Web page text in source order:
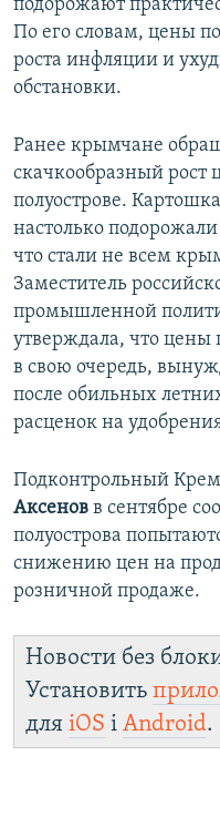
подорожают
По его словам, цены
роста инфляции и
обстановки.
Ранее крымчане
скачкообразный рост
полуострове.
настолько
что стали не всем
Заместитель
промышленной
утверждала, что
в свою очередь,
после обильных
расценок на
Подконтрольный
Аксенов в сентябре
полуострова
снижению цен на
розничной продаже.
Новости без
Установить
для iOS і Android.